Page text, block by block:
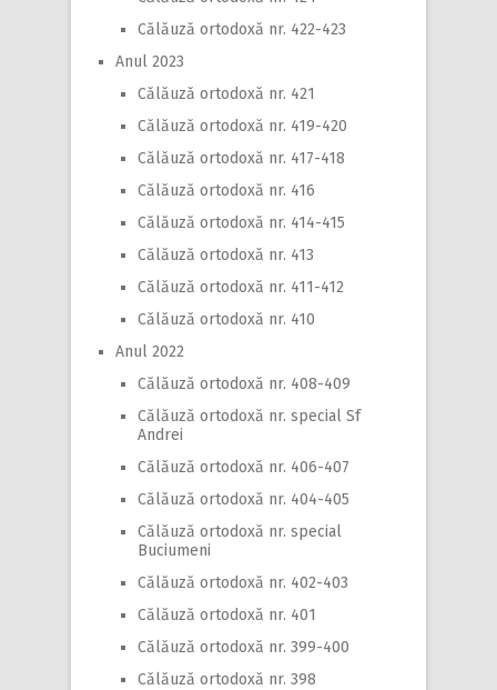
Călăuză ortodoxă nr. 422-423
Anul 2023
Călăuză ortodoxă nr. 421
Călăuză ortodoxă nr. 419-420
Călăuză ortodoxă nr. 417-418
Călăuză ortodoxă nr. 416
Călăuză ortodoxă nr. 414-415
Călăuză ortodoxă nr. 413
Călăuză ortodoxă nr. 411-412
Călăuză ortodoxă nr. 410
Anul 2022
Călăuză ortodoxă nr. 408-409
Călăuză ortodoxă nr. special Sf
Andrei
Călăuză ortodoxă nr. 406-407
Călăuză ortodoxă nr. 404-405
Călăuză ortodoxă nr. special
Buciumeni
Călăuză ortodoxă nr. 402-403
Călăuză ortodoxă nr. 401
Călăuză ortodoxă nr. 399-400
Călăuză ortodoxă nr. 398